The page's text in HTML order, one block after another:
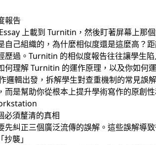
報告
上載到 Turnitin，然後盯著屏幕上
自己組織的，為什麼相似度還是這麼高？
歷過。Turnitin 的相似度報告往往讓學生
何理解 Turnitin 的運作原理，以及你如何
邏輯出發，拆解學生對查重機制的常見誤
而是幫助你從根本上提升學術寫作的原創性
必須釐清的真相
先糾正三個廣泛流傳的誤解。這些誤解導
襲」